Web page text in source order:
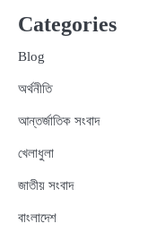
Categories
Blog
অর্থনীতি
আন্তর্জাতিক সংবাদ
খেলাধুলা
জাতীয় সংবাদ
বাংলাদেশ